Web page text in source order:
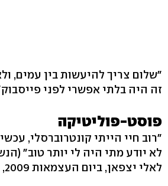
"שלום צריך להיעשות בין עמים,
זה היה בלתי אפשרי לפני
פוסט-פוליטיקה
"רוב חיי הייתי קונטרוברסלי,
לא יודע מתי היה לי יותר טוב"
לאלי יצפאן, ביום העצמאות 2009, עת היה בן 86)